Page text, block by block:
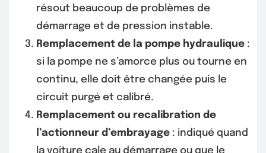
résout beaucoup de problèmes de
démarrage et de pression instable.
Remplacement de la pompe hydraulique :
si la pompe ne s’amorce plus ou tourne en
continu, elle doit être changée puis le
circuit purgé et calibré.
Remplacement ou recalibration de
l’actionneur d’embrayage : indiqué quand
la voiture cale au démarrage ou que le